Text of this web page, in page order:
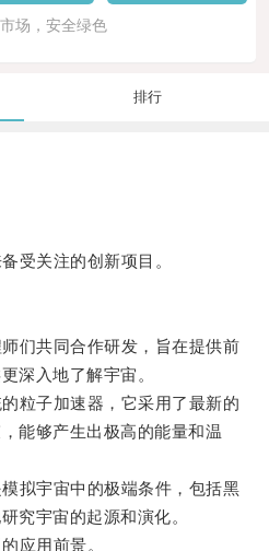
场，安全绿色
排行
关注的创新项目。
共同合作研发，旨在提供前
深入地了解宇宙。
子加速器，它采用了最新的
能够产生出极高的能量和温
宇宙中的极端条件，包括黑
究宇宙的起源和演化。
应用前景。